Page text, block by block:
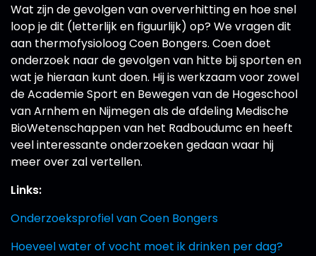
Wat zijn de gevolgen van oververhitting en hoe snel
loop je dit (letterlijk en figuurlijk) op? We vragen dit
aan thermofysioloog Coen Bongers. Coen doet
onderzoek naar de gevolgen van hitte bij sporten en
wat je hieraan kunt doen. Hij is werkzaam voor zowel
de Academie Sport en Bewegen van de Hogeschool
van Arnhem en Nijmegen als de afdeling Medische
BioWetenschappen van het Radboudumc en heeft
veel interessante onderzoeken gedaan waar hij
meer over zal vertellen.
Links:
Onderzoeksprofiel van Coen Bongers
Hoeveel water of vocht moet ik drinken per dag?